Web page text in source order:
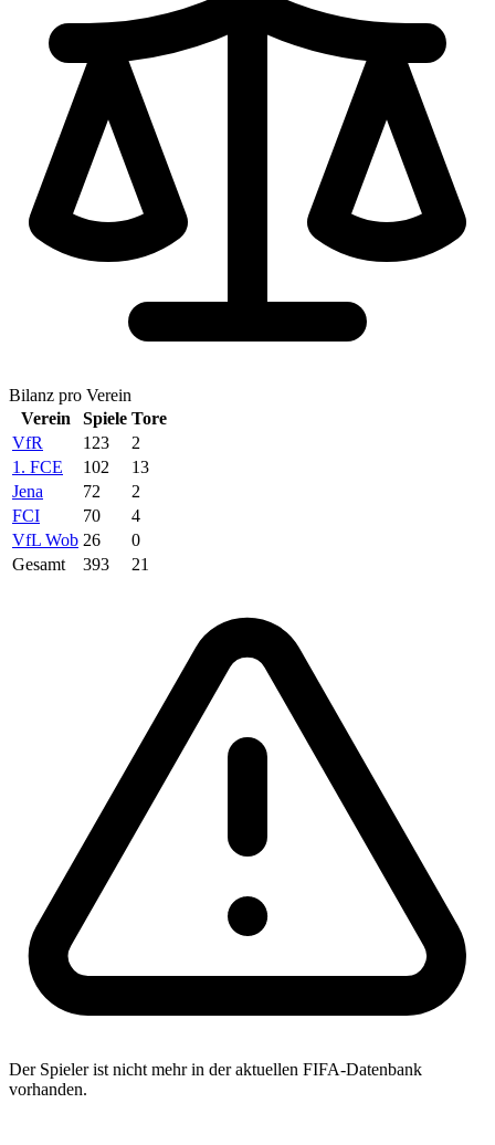
Bilanz pro Verein
Verein
Spiele Tore
VfR
123
2
1. FCE
102
13
Jena
72
2
FCI
70
4
VfL Wob 26
0
Gesamt
393 21
Der Spieler ist nicht mehr in der aktuellen FIFA-Datenbank
vorhanden.